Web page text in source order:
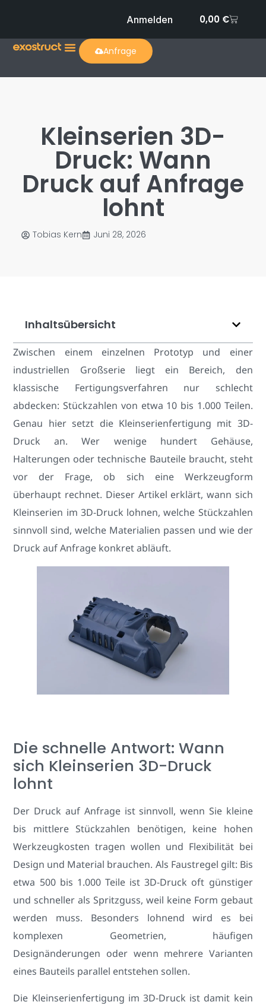
0,00 €
Anmelden
Anfrage
Kleinserien 3D-
Druck: Wann
Druck auf Anfrage
lohnt
Tobias Kern Juni 28, 2026
Inhaltsübersicht
Zwischen einem einzelnen Prototyp und einer
industriellen Großserie liegt ein Bereich, den
klassische Fertigungsverfahren nur schlecht
abdecken: Stückzahlen von etwa 10 bis 1.000 Teilen.
Genau hier setzt die Kleinserienfertigung mit 3D-
Druck an. Wer wenige hundert Gehäuse,
Halterungen oder technische Bauteile braucht, steht
vor der Frage, ob sich eine Werkzeugform
überhaupt rechnet. Dieser Artikel erklärt, wann sich
Kleinserien im 3D-Druck lohnen, welche Stückzahlen
sinnvoll sind, welche Materialien passen und wie der
Druck auf Anfrage konkret abläuft.
Die schnelle Antwort: Wann
sich Kleinserien 3D-Druck
lohnt
Der Druck auf Anfrage ist sinnvoll, wenn Sie kleine
bis mittlere Stückzahlen benötigen, keine hohen
Werkzeugkosten tragen wollen und Flexibilität bei
Design und Material brauchen. Als Faustregel gilt: Bis
etwa 500 bis 1.000 Teile ist 3D-Druck oft günstiger
und schneller als Spritzguss, weil keine Form gebaut
werden muss. Besonders lohnend wird es bei
komplexen Geometrien, häufigen
Designänderungen oder wenn mehrere Varianten
eines Bauteils parallel entstehen sollen.
Die Kleinserienfertigung im 3D-Druck ist damit kein